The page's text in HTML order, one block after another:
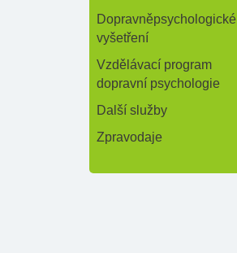
Dopravněpsychologické
vyšetření
Vzdělávací program
dopravní psychologie
Další služby
Zpravodaje